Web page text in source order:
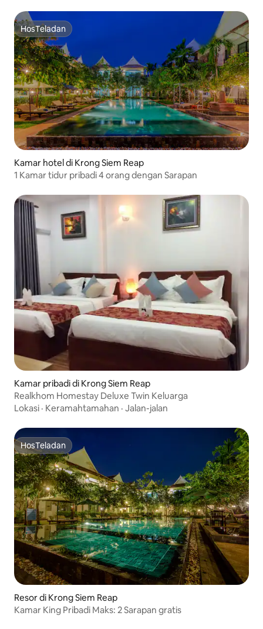
HosTeladan
HosTeladan
Kamar hotel di Krong Siem Reap
1 Kamar tidur pribadi 4 orang dengan Sarapan
Kamar pribadi di Krong Siem Reap
Realkhom Homestay Deluxe Twin Keluarga
Lokasi · Keramahtamahan · Jalan-jalan
HosTeladan
HosTeladan
Resor di Krong Siem Reap
Kamar King Pribadi Maks: 2 Sarapan gratis